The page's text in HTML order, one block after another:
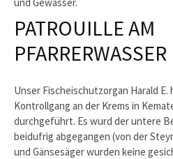
PATROUILLE AM
PFARRERWASSER
Unser Fischeischutzorgan Harald E.
Kontrollgang an der Krems in
durchgeführt. Es wurd der untere
beidufrig abgegangen (von der
und Gänsesäger wurden keine